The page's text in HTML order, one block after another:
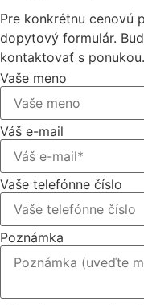
Pre konkrétnu cenovú
dopytový formulár.
kontaktovať s ponukou.
Vaše meno
Váš e-mail
Vaše telefónne číslo
Poznámka